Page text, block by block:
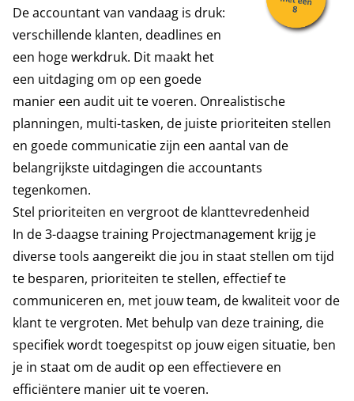
De accountant van vandaag is druk:
verschillende klanten, deadlines en
een hoge werkdruk. Dit maakt het
een uitdaging om op een goede
manier een audit uit te voeren. Onrealistische
planningen, multi-tasken, de juiste prioriteiten stellen
en goede communicatie zijn een aantal van de
belangrijkste uitdagingen die accountants
tegenkomen.
Stel prioriteiten en vergroot de klanttevredenheid
In de 3-daagse training Projectmanagement krijg je
diverse tools aangereikt die jou in staat stellen om tijd
te besparen, prioriteiten te stellen, effectief te
communiceren en, met jouw team, de kwaliteit voor de
klant te vergroten. Met behulp van deze training, die
specifiek wordt toegespitst op jouw eigen situatie, ben
je in staat om de audit op een effectievere en
efficiëntere manier uit te voeren.